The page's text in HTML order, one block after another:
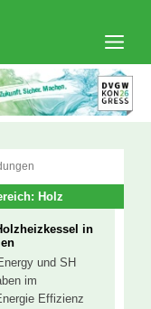
Holz
in
und SH
im
Effizienz